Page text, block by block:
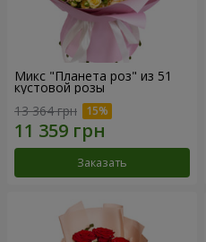
Микс "Планета роз" из 51
кустовой розы
13 364 грн
Заказать